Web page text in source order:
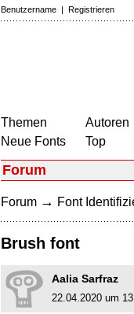
Benutzername | Registrieren
Themen
Neue Fonts
Autoren
Top
Forum
Forum → Font
Brush font
Aalia Sarfraz
22.04.2020 um